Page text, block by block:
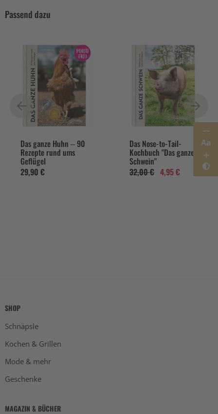
Aa
Passend dazu
Das ganze Huhn – 90
Rezepte rund ums
Geflügel
29,90 €
Das Nose-to-Tail-
Kochbuch "Das ganze
Schwein"
32,00 € 4,95 €
SHOP
Schnäpsle
Kochen & Grillen
Mode & mehr
Geschenke
MAGAZIN & BÜCHER